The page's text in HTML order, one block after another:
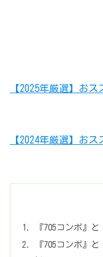
【2025年厳選】お
【2024年厳選】お
『705コンボ』
『705コンボ』